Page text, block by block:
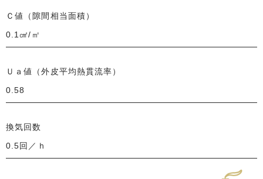
Ｃ値（隙間相当面積）
0.1㎠/㎡
Ｕａ値（外皮平均熱貫流率）
0.58
換気回数
0.5回／ｈ